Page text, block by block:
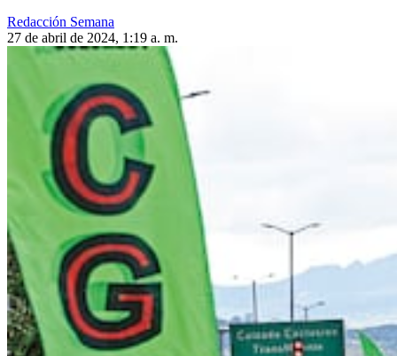
Redacción Semana
27 de abril de 2024, 1:19 a. m.